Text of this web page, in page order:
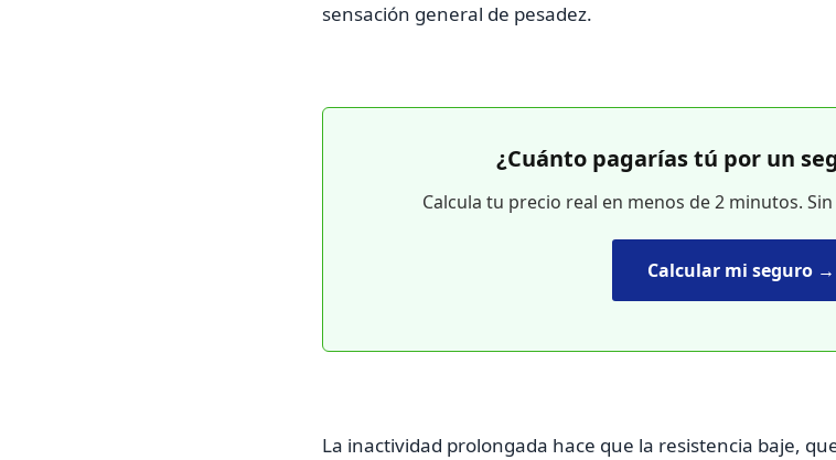
sensación general de pesadez.
¿Cuánto pagarías tú por un
Calcula tu precio real en menos de 2 minutos.
Calcular mi seguro →
La inactividad prolongada hace que la resistencia baje,